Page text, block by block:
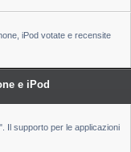
iPod votate e recensite
e iPod
Il supporto per le applicazioni